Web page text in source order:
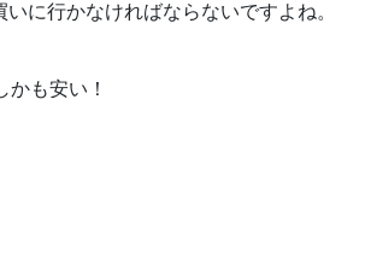
に行かなければならないですよね。
かも安い！